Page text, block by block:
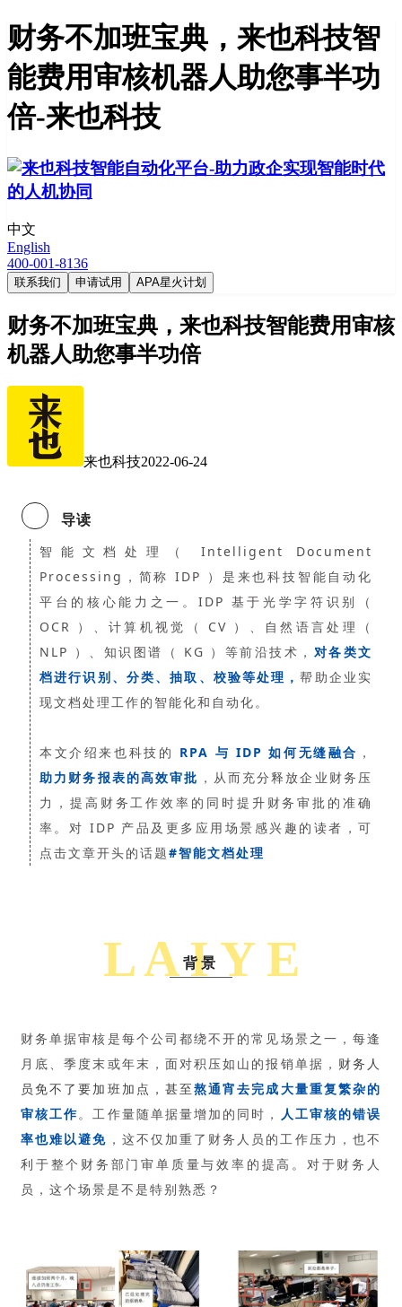
财务不加班宝典，来也科技智
能费用审核机器人助您事半功
倍-来也科技
中文
English
400-001-8136
联系我们 申请试用 APA星火计划
财务不加班宝典，来也科技智能费用审核
机器人助您事半功倍
来也科技2022-06-24
导读
智能文档处理（ Intelligent Document
Processing，简称 IDP ）是来也科技智能自动化
平台的核心能力之一。IDP 基于光学字符识别（
OCR ）、计算机视觉（ CV ）、自然语言处理（
NLP ）、知识图谱（ KG ）等前沿技术， 对各类文
档进行识别、分类、抽取、校验等处理，帮助企业实
现文档处理工作的智能化和自动化。
本文介绍来也科技的 RPA 与 IDP 如何无缝融合 ，
助力财务报表的高效审批 ，从而充分释放企业财务压
力，提高财务工作效率的同时提升财务审批的准确
率。对 IDP 产品及更多应用场景感兴趣的读者，可
点击文章开头的话题#智能文档处理
L A I Y E
背景
财务单据审核是每个公司都绕不开的常见场景之一，每逢
月底、季度末或年末，面对积压如山的报销单据， 财务人
员免不了要加班加点 ，甚至熬通宵去完成大量重复繁杂的
审核工作。工作量随单据量增加的同时， 人工审核的错误
率也难以避免 ，这不仅加重了财务人员的工作压力，也不
利于整个财务部门审单质量与效率的提高。对于财务人
员，这个场景是不是特别熟悉？